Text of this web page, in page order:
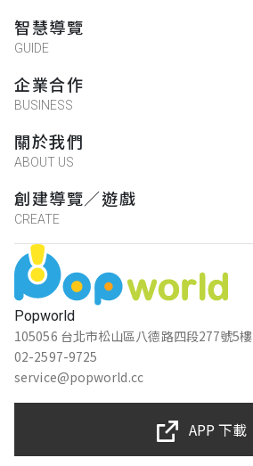
Popworld
105056 台北市松山區八德路四段277號5樓
02-2597-9725
service@popworld.cc
智慧導覽
GUIDE
企業合作
BUSINESS
關於我們
ABOUT US
創建導覽／遊戲
CREATE
APP 下載